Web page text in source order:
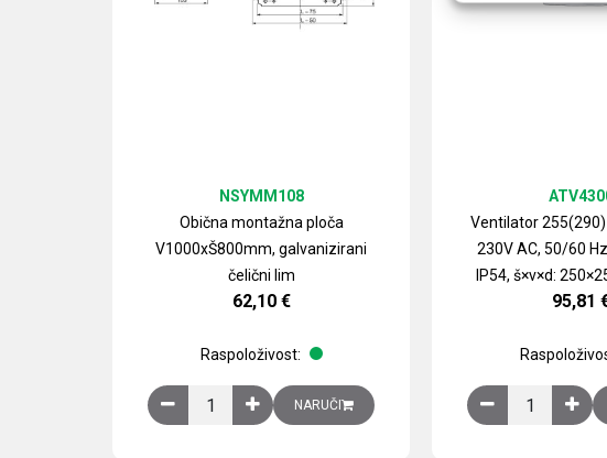
Obična montažna ploča
V1000xŠ800mm, galvanizirani
čelični lim
NSYMM108
62,10 €
Raspoloživost:
Obična montažna ploča V1000xŠ800mm, galvanizirani
NARUČI
Ventilator 255(290)
230V AC, 50/60
IP54, š×v×d:
95,81
Ventilator